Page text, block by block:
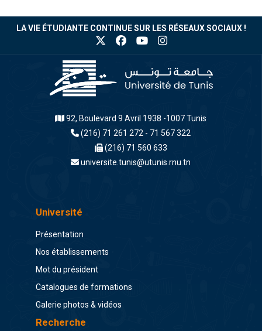
LA VIE ÉTUDIANTE CONTINUE SUR LES RÉSEAUX SOCIAUX !
92, Boulevard 9 Avril 1938 -1007 Tunis
(216) 71 261 272 - 71 567 322
(216) 71 560 633
universite.tunis@utunis.rnu.tn
Université
Présentation
Nos établissements
Mot du président
Catalogues de formations
Galerie photos & vidéos
Recherche